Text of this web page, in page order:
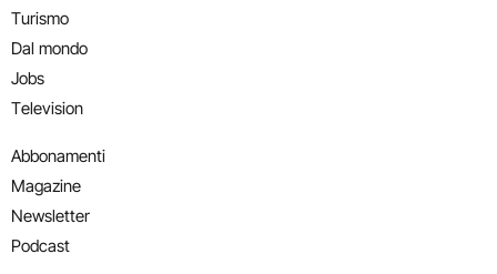
Turismo
Dal mondo
Jobs
Television
Abbonamenti
Magazine
Newsletter
Podcast